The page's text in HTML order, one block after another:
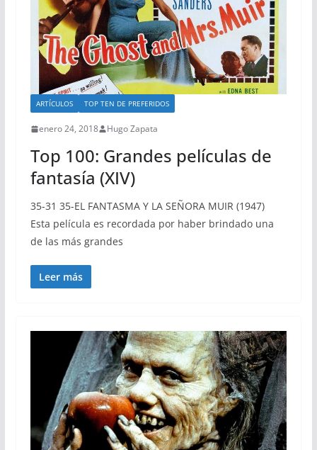
ARTÍCULOS TOP TEN DE PREFERIDOS
enero 24, 2018 Hugo Zapata
Top 100: Grandes películas de
fantasía (XIV)
35-31 35-EL FANTASMA Y LA SEÑORA MUIR (1947)
Esta película es recordada por haber brindado una
de las más grandes
Leer más